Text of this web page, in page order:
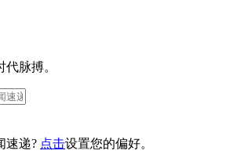
脉搏。
速递? 点击设置您的偏好。